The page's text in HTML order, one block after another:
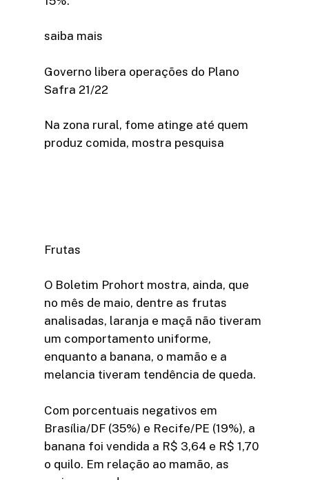
saiba mais
Governo libera operações do Plano
Safra 21/22
Na zona rural, fome atinge até quem
produz comida, mostra pesquisa
Frutas
O Boletim Prohort mostra, ainda, que
no mês de maio, dentre as frutas
analisadas, laranja e maçã não tiveram
um comportamento uniforme,
enquanto a banana, o mamão e a
melancia tiveram tendência de queda.
Com porcentuais negativos em
Brasília/DF (35%) e Recife/PE (19%), a
banana foi vendida a R$ 3,64 e R$ 1,70
o quilo. Em relação ao mamão, as